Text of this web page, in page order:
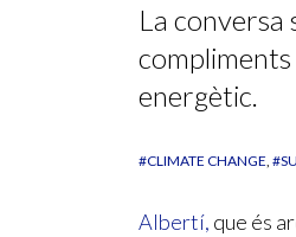
La conversa
energètic.
#CLIMATE CHANGE
Albertí, que és